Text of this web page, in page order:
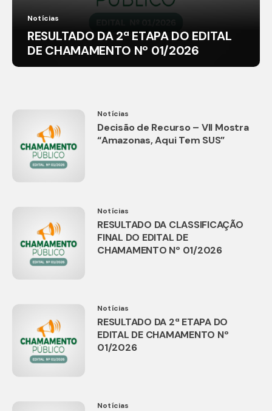
Notícias
RESULTADO DA 2ª ETAPA DO EDITAL
DE CHAMAMENTO Nº 01/2026
Notícias
Decisão de Recurso – VII Mostra
“Amazonas, Aqui Tem SUS”
Notícias
RESULTADO DA CLASSIFICAÇÃO
FINAL DO EDITAL DE
CHAMAMENTO Nº 01/2026
Notícias
RESULTADO DA 2ª ETAPA DO
EDITAL DE CHAMAMENTO Nº
01/2026
Notícias